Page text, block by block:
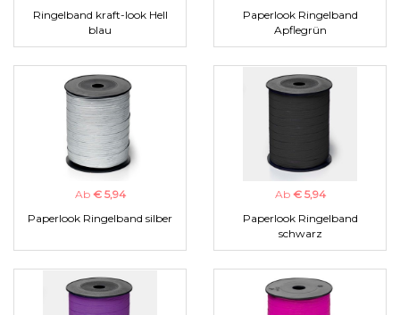
Ringelband kraft-look Hell
blau
Paperlook Ringelband
Apflegrün
Ab € 5,94
Paperlook Ringelband silber
Ab € 5,94
Paperlook Ringelband
schwarz